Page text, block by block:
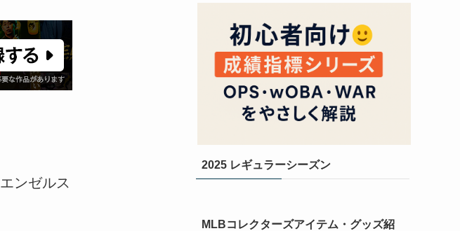
エンゼルス
2025 レギュラーシーズン
MLBコレクターズアイテム・グッズ紹